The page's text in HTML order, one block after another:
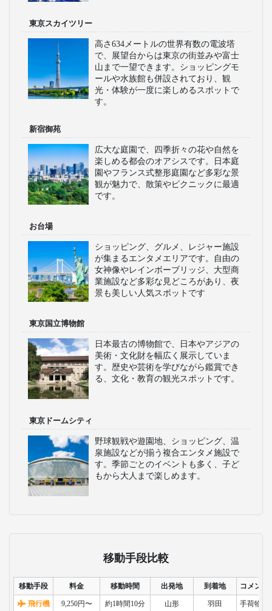
東京スカイツリー
高さ634メートルの世界有数の電波塔
で、展望台からは東京の街並みや富士
山まで一望できます。ショッピングモ
ールや水族館も併設されており、観
光・体験が一度に楽しめるスポットで
す。
新宿御苑
広大な庭園で、四季折々の花や自然を
楽しめる都会のオアシスです。日本庭
園やフランス式整形庭園など多彩な景
観が魅力で、散策やピクニックに最適
です。
お台場
ショッピング、グルメ、レジャー施設
が集まるエンタメエリアです。自由の
女神像やレインボーブリッジ、大型商
業施設など多彩な見どころがあり、夜
景も美しい人気スポットです
東京国立博物館
日本最古の博物館で、日本やアジアの
美術・文化財を幅広く展示していま
す。歴史や芸術を学びながら鑑賞でき
る、文化・教育の観光スポットです。
東京ドームシティ
野球観戦や遊園地、ショッピング、温
泉施設などが揃う複合エンタメ施設で
す。季節ごとのイベントも多く、子ど
もから大人まで楽しめます。
移動手段比較
移動手段 料金 移動時間 出発地 到着地 コメント
飛行機 9,250円〜 約1時間10分 山形 羽田 手荷物検